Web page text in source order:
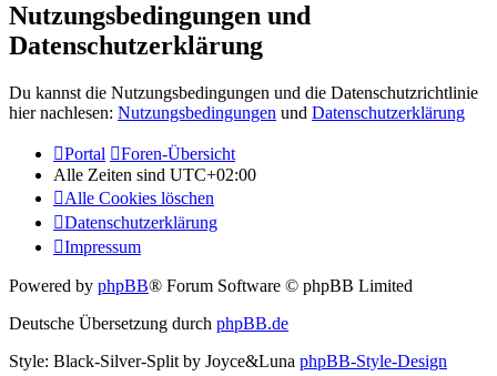
Nutzungsbedingungen und
Datenschutzerklärung
Du kannst die Nutzungsbedingungen und die Datenschutzrichtlinie
hier nachlesen: Nutzungsbedingungen und Datenschutzerklärung
Portal
Foren-Übersicht
Alle Zeiten sind UTC+02:00
Alle Cookies löschen
Datenschutzerklärung
Impressum
Powered by phpBB® Forum Software © phpBB Limited
Deutsche Übersetzung durch phpBB.de
Style: Black-Silver-Split by Joyce&Luna phpBB-Style-Design